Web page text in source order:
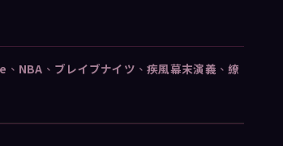
、 NBA 、 ブレイブナイツ 、疾風幕末演義 、繚